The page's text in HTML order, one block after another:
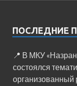
ПОСЛЕДНИЕ
📍 В МКУ
состоялся
организованный